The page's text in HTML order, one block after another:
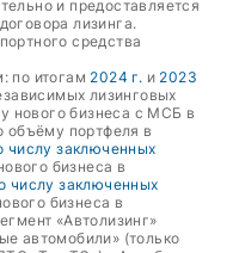
и предоставляется
лизинга.
средства
по итогам 2024 г. и 2023
лизинговых
нового бизнеса с МСБ в
объёму портфеля в
числу заключенных
бизнеса в
числу заключенных
бизнеса в
«Автолизинг»
автомобили» (только